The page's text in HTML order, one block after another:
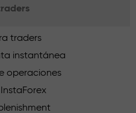
traders
instantánea
operaciones